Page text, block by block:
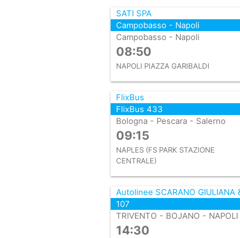
SATI SPA
Campobasso - Napoli
Campobasso - Napoli
08:50
NAPOLI PIAZZA GARIBALDI
FlixBus
FlixBus 433
Bologna - Pescara - Salerno
09:15
NAPLES (FS PARK STAZIONE
CENTRALE)
Autolinee SCARANO GIULIANA
107
TRIVENTO - BOJANO -
14:30